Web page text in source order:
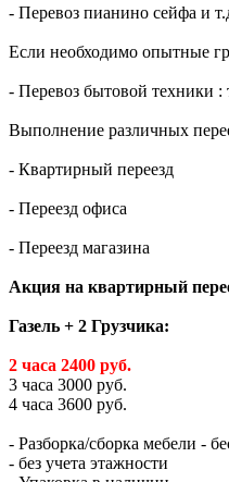
- Перевоз пианино сейфа и
Если необходимо опытные
- Перевоз бытовой техники :
Выполнение различных
- Квартирный переезд
- Переезд офиса
- Переезд магазина
Акция на квартирный
Газель + 2 Грузчика:
2 часа 2400 руб.
3 часа 3000 руб.
4 часа 3600 руб.
- Разборка/сборка мебели -
- без учета этажности